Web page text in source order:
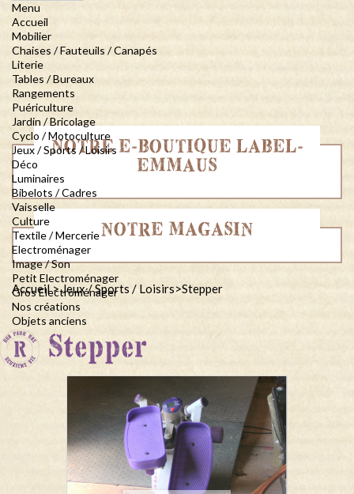
Menu
Accueil
Mobilier
Chaises / Fauteuils / Canapés
Literie
Tables / Bureaux
Rangements
Puériculture
Jardin / Bricolage
Cyclo / Motoculture
Jeux / Sports / Loisirs
Déco
Luminaires
Bibelots / Cadres
Vaisselle
Culture
Textile / Mercerie
Electroménager
Image / Son
Petit Electroménager
Gros Electroménager
Nos créations
Objets anciens
NOTRE E-BOUTIQUE LABEL-
EMMAUS
NOTRE MAGASIN
Accueil>Jeux / Sports / Loisirs>Stepper
Stepper